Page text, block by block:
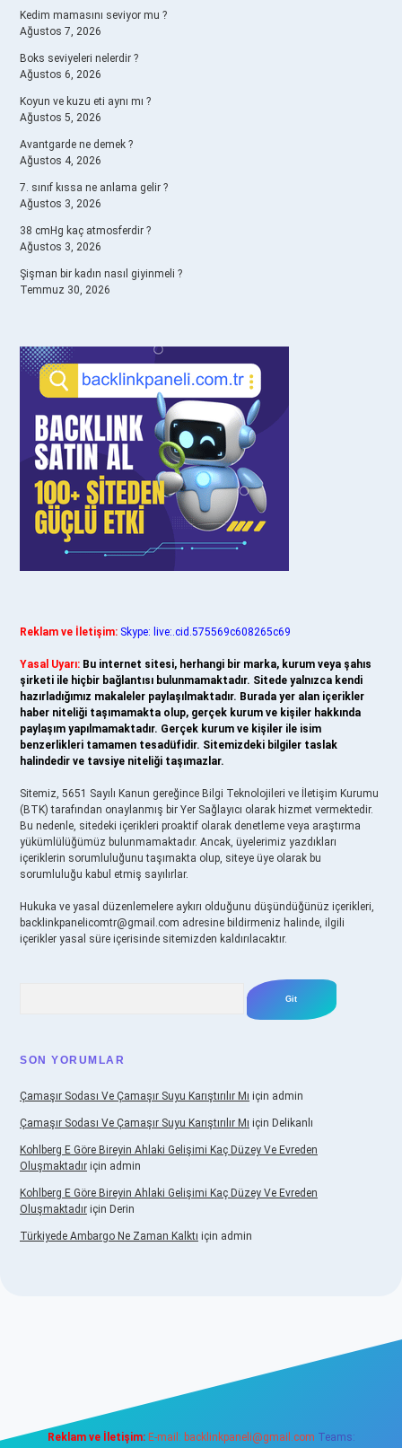
Kedim mamasını seviyor mu ?
Ağustos 7, 2026
Boks seviyeleri nelerdir ?
Ağustos 6, 2026
Koyun ve kuzu eti aynı mı ?
Ağustos 5, 2026
Avantgarde ne demek ?
Ağustos 4, 2026
7. sınıf kıssa ne anlama gelir ?
Ağustos 3, 2026
38 cmHg kaç atmosferdir ?
Ağustos 3, 2026
Şişman bir kadın nasıl giyinmeli ?
Temmuz 30, 2026
Reklam ve İletişim: Skype: live:.cid.575569c608265c69
Yasal Uyarı: Bu internet sitesi, herhangi bir marka, kurum veya şahıs
şirketi ile hiçbir bağlantısı bulunmamaktadır. Sitede yalnızca kendi
hazırladığımız makaleler paylaşılmaktadır. Burada yer alan içerikler
haber niteliği taşımamakta olup, gerçek kurum ve kişiler hakkında
paylaşım yapılmamaktadır. Gerçek kurum ve kişiler ile isim
benzerlikleri tamamen tesadüfidir. Sitemizdeki bilgiler taslak
halindedir ve tavsiye niteliği taşımazlar.
Sitemiz, 5651 Sayılı Kanun gereğince Bilgi Teknolojileri ve İletişim Kurumu
(BTK) tarafından onaylanmış bir Yer Sağlayıcı olarak hizmet vermektedir.
Bu nedenle, sitedeki içerikleri proaktif olarak denetleme veya araştırma
yükümlülüğümüz bulunmamaktadır. Ancak, üyelerimiz yazdıkları
içeriklerin sorumluluğunu taşımakta olup, siteye üye olarak bu
sorumluluğu kabul etmiş sayılırlar.
Hukuka ve yasal düzenlemelere aykırı olduğunu düşündüğünüz içerikleri,
backlinkpanelicomtr@gmail.com adresine bildirmeniz halinde, ilgili
içerikler yasal süre içerisinde sitemizden kaldırılacaktır.
SON YORUMLAR
Çamaşır Sodası Ve Çamaşır Suyu Karıştırılır Mı için admin
Çamaşır Sodası Ve Çamaşır Suyu Karıştırılır Mı için Delikanlı
Kohlberg E Göre Bireyin Ahlaki Gelişimi Kaç Düzey Ve Evreden
Oluşmaktadır için admin
Kohlberg E Göre Bireyin Ahlaki Gelişimi Kaç Düzey Ve Evreden
Oluşmaktadır için Derin
Türkiyede Ambargo Ne Zaman Kalktı için admin
Reklam ve İletişim: E-mail: backlinkpaneli@gmail.com Teams: